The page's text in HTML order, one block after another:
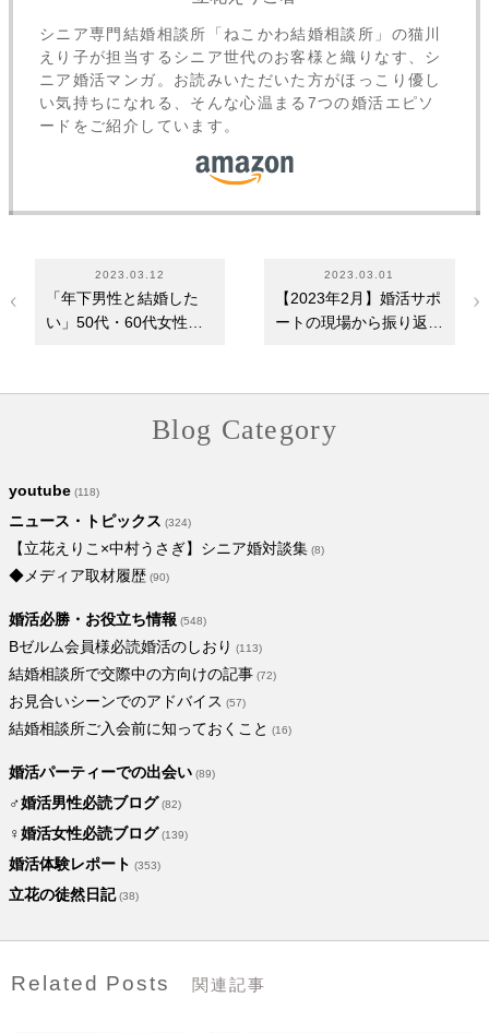
シニア専門結婚相談所「ねこかわ結婚相談所」の猫川
えり子が担当するシニア世代のお客様と織りなす、シ
ニア婚活マンガ。お読みいただいた方がほっこり優し
い気持ちになれる、そんな心温まる7つの婚活エピソ
ードをご紹介しています。
2023.03.12
「年下男性と結婚した
い」50代・60代女性が
2023.03.01
【2023年2月】婚活サポ
ートの現場から振り返り
Blog Category
youtube (118)
ニュース・トピックス (324)
【立花えりこ×中村うさぎ】シニア婚対談集 (8)
◆メディア取材履歴 (90)
婚活必勝・お役立ち情報 (548)
Bゼルム会員様必読婚活のしおり (113)
結婚相談所で交際中の方向けの記事 (72)
お見合いシーンでのアドバイス (57)
結婚相談所ご入会前に知っておくこと (16)
婚活パーティーでの出会い (89)
♂婚活男性必読ブログ (82)
♀婚活女性必読ブログ (139)
婚活体験レポート (353)
立花の徒然日記(38)
Related Posts 関連記事